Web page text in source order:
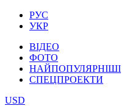
РУС
УКР
ВІДЕО
ФОТО
НАЙПОПУЛЯРНІШІ
СПЕЦПРОЕКТИ
USD